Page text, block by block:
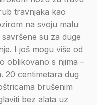
travnjaka kao
na svoju malu
su za duge
I još mogu više od
oblikovano s njima –
20 centimetara dug
brušenim
bez alata uz